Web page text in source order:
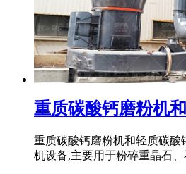
重质碳酸钙磨粉机
重质碳酸钙磨粉机和轻质碳
机设备,主要用于粉碎重晶石